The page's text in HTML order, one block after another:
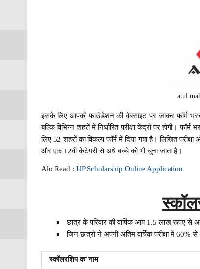
atul
इसके लिए आपको फाउंडेशन की वेबसाइट पर जाकर फॉर्म भरना
बल्कि विभिन्न शहरों में निर्धारित परीक्षा केंद्रों पर होगी।
लिए 52 शहरों का विकल्प फॉर्म में दिया गया है। लिखित
और एक 12वीं केटेगरी से अंधे बच्चे को भी चुना जाता है।
Alo Read :UP Scholarship Online Application
छात्र के परिवार की वार्षिक आय 1.5 लाख रूपए से
जिन छात्रों ने अपनी अंतिम वार्षिक परीक्षा में
स्कॉलरशिप का नाम